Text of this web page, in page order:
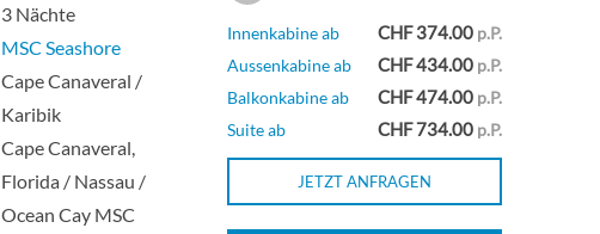
3 Nächte
MSC Seashore
Cape Canaveral /
Karibik
Cape Canaveral,
Florida / Nassau /
Ocean Cay MSC
Innenkabine ab CHF 374.00 p.P.
Aussenkabine ab
CHF 434.00 p.P.
Balkonkabine ab
CHF 474.00 p.P.
Suite ab
CHF 734.00 p.P.
JETZT ANFRAGEN